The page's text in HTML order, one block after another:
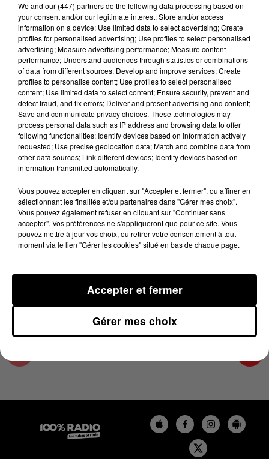
Lecture (1 min 9 sec)
100%
100% Radio l'agenda du Tarn et Garonne
17 novembre 2024 - 1 min 9 sec
L'AGENDA DU TARN ET GARONNE DU
17/11/2024 À 07H42
L'agenda du Tarn et Garonne
We and our (447) partnersdo the following data processing based on
your consent and/or our legitimate interest: Store and/or access
information on a device; Use limited data to select advertising; Create
profiles for personalised advertising; Use profiles to select personalised
advertising; Measure advertising performance; Measure content
performance; Understand audiences through statistics or combinations
of data from different sources; Develop and improve services; Create
profiles to personalise content; Use profiles to select personalised
content; Use limited data to select content; Ensure security, prevent and
detect fraud, and fix errors; Deliver and present advertising and content;
Save and communicate privacy choices. These technologies may
process personal data such as IP address and browsing data to offer
following functionalities: Identify devices based on information actively
requested; Use precise geolocation data; Match and combine data from
other data sources; Link different devices; Identify devices based on
information transmitted automatically.
Vous pouvez accepter en cliquant sur "Accepter et fermer", ou affiner en
sélectionnant les finalités et/ou partenaires dans "Gérer mes choix".
Vous pouvez également refuser en cliquant sur "Continuer sans
accepter". Vos préférences ne s'appliqueront que pour ce site. Vous
pouvez mettre à jour vos choix, ou retirer votre consentement à tout
moment via le lien "Gérer les cookies" situé en bas de chaque page.
Gérer mes choix
Accepter et fermer